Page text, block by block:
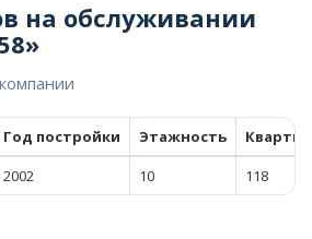
на обслуживании
Год постройки Этажность
2002 10 118